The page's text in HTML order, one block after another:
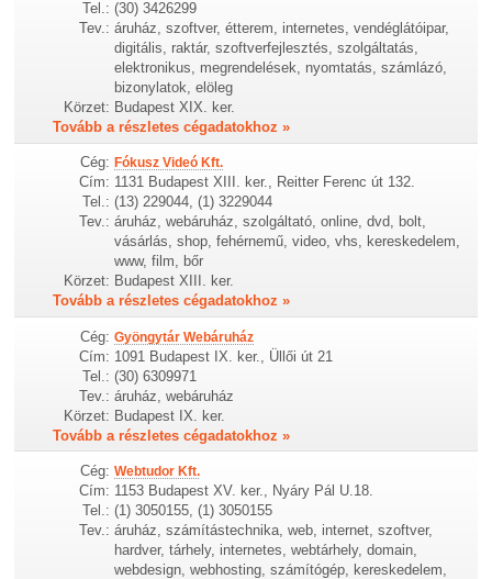
Tel.: (30) 3426299
Tev.: áruház, szoftver, étterem, internetes, vendéglátóipar,
digitális, raktár, szoftverfejlesztés, szolgáltatás,
elektronikus, megrendelések, nyomtatás, számlázó,
bizonylatok, elöleg
Körzet: Budapest XIX. ker.
Tovább a részletes cégadatokhoz »
Cég: Fókusz Videó Kft.
Cím: 1131 Budapest XIII. ker., Reitter Ferenc út 132.
Tel.: (13) 229044, (1) 3229044
Tev.: áruház, webáruház, szolgáltató, online, dvd, bolt,
vásárlás, shop, fehérnemű, video, vhs, kereskedelem,
www, film, bőr
Körzet: Budapest XIII. ker.
Tovább a részletes cégadatokhoz »
Cég: Gyöngytár Webáruház
Cím: 1091 Budapest IX. ker., Üllői út 21
Tel.: (30) 6309971
Tev.: áruház, webáruház
Körzet: Budapest IX. ker.
Tovább a részletes cégadatokhoz »
Cég: Webtudor Kft.
Cím: 1153 Budapest XV. ker., Nyáry Pál U.18.
Tel.: (1) 3050155, (1) 3050155
Tev.: áruház, számítástechnika, web, internet, szoftver,
hardver, tárhely, internetes, webtárhely, domain,
webdesign, webhosting, számítógép, kereskedelem,